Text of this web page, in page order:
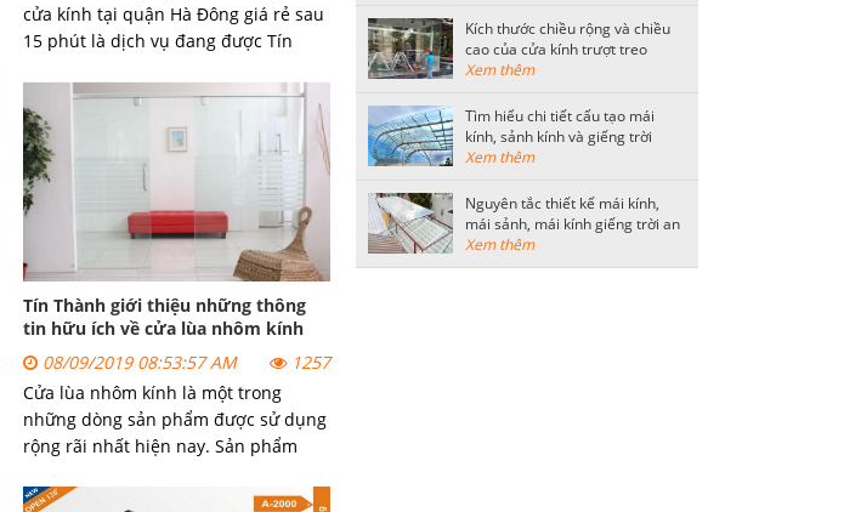
cửa kính tại quận Hà Đông giá rẻ sau
15 phút là dịch vụ đang được Tín
năm vừa qua trên khắp địa bàn quận
Hà Đông.
Tín Thành giới thiệu những thông
tin hữu ích về cửa lùa nhôm kính
08/09/2019 08:53:57 AM
1257
Cửa lùa nhôm kính là một trong
những dòng sản phẩm được sử dụng
rộng rãi nhất hiện nay. Sản phẩm
ấn tượng và giá thành hợp túi
Kích thước chiều rộng và chiều
cao của cửa kính trượt treo
thông dụng
Xem thêm
Tìm hiểu chi tiết cấu tạo mái
kính, sảnh kính và giếng trời
bằng kính cường lực
Xem thêm
Nguyên tắc thiết kế mái kính,
mái sảnh, mái kính giếng trời an
toàn
Xem thêm